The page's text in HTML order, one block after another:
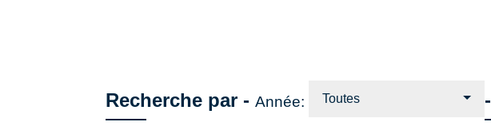
Recherche par - Année: Toutes -